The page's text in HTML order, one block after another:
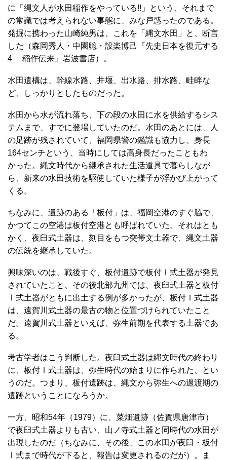
に「縄文人が水田稲作をやっている!!」という、それまで
の常識では考えられない事態に、みな戸惑ったのである。
発掘に携わった山崎純男は、これを「縄文水田」と、断言
した（森岡秀人・中園聡・設楽博己『先史日本を復元する
4 稲作伝来』岩波書店）。
水田遺構は、幹線水路、井堰、出水路、排水路、畦畔な
ど、しっかりとしたものだった。
水田から水が流れ落ち、下の段の水田に水を供給するシス
テムまで、すでに登場していたのだ。水田のあとには、人
の足跡が残されていて、福岡県警の鑑識も協力し、身長
164センチという、当時にしては高身長だったこともわ
かった。縄文時代から継承された生活道具で暮らしなが
ら、新来の水田技術を駆使していた様子が浮かび上がって
くる。
ちなみに、遺跡のある「板付」は、福岡空港のすぐ脇で、
かつてこの空港は板付空港とも呼ばれていた。それはとも
かく、夜臼式土器は、刻目をもつ突帯文土器で、縄文土器
の伝統を継承していた。
興味深いのは、戦後すぐ、板付遺跡で板付Ⅰ式土器が発見
されていたこと、その後北部九州では、夜臼式土器と板付
Ⅰ式土器がともに出土する例が多かったが、板付Ⅰ式土器
は、遠賀川式土器の最古の物と位置づけられていたこと
だ。遠賀川式土器といえば、弥生前期を代表する土器であ
る。
考古学者はこう判断した。夜臼式土器は縄文時代の終わり
に、板付Ⅰ式土器は、弥生時代の始まりに作られた、とい
うのだ。つまり、板付遺跡は、縄文から弥生への過渡期の
遺跡ということになろうか。
一方、昭和54年（1979）に、菜畑遺跡（佐賀県唐津市）
で夜臼式土器よりも古い、山ノ寺式土器と同時代の水田が
出現したのだ（ちなみに、その後、この水田が夜臼・板付
Ⅰ式まで時代が下ると、報告は変更されるのだが）。ま